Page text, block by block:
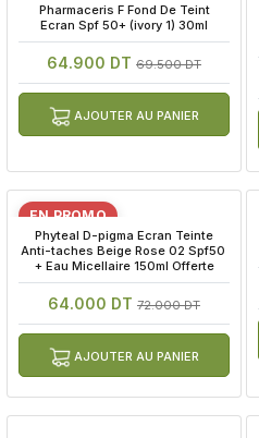
Pharmaceris F Fond De Teint
Ecran Spf 50+ (ivory 1) 30ml
64.900 DT 69.500 DT
AJOUTER AU PANIER
EN PROMO
Phyteal D-pigma Ecran Teinte
Anti-taches Beige Rose 02 Spf50
+ Eau Micellaire 150ml Offerte
64.000 DT 72.000 DT
AJOUTER AU PANIER